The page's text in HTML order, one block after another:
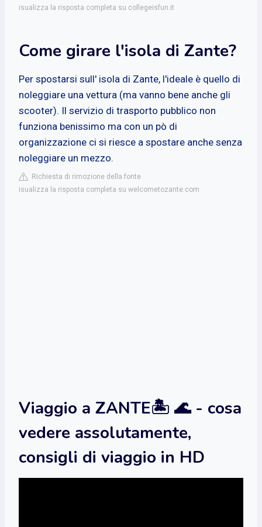
isualizza la risposta completa su collegeisfun.it
Come girare l'isola di Zante?
Per spostarsi sull' isola di Zante, l'ideale è quello di
noleggiare una vettura (ma vanno bene anche gli
scooter). Il servizio di trasporto pubblico non
funziona benissimo ma con un pò di
organizzazione ci si riesce a spostare anche senza
noleggiare un mezzo.
Richiesta di rimozione della fonte
isualizza la risposta completa su welcometozante.com
Viaggio a ZANTE🏝️ 🌊 - cosa
vedere assolutamente,
consigli di viaggio in HD